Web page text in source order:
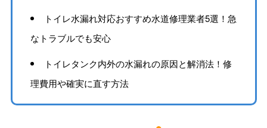
トイレ水漏れ対応おすすめ水道修理業者5選！急
なトラブルでも安心
トイレタンク内外の水漏れの原因と解消法！修
理費用や確実に直す方法